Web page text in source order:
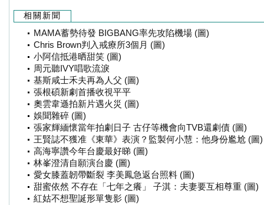
相關新聞
MAMA蓄勢待發 BIGBANG率先攻陷機場 (圖)
Chris Brown判入戒療所3個月 (圖)
小阿信抵港晒甜笑 (圖)
周元聽IVY唱歌流淚
基斯咸士禾夫再為人父 (圖)
張根碩新劇首播收視平平
奧雲韋遜拍新片遇火災 (圖)
娛聞雜碎 (圖)
張家輝緬懷當年拍劇日子 古仔等機會向TVB還劇債 (圖)
王賢誌不獲准《東華》表演？監製何小慧：他身份尷尬 (圖)
高海寧讚今年台慶最好睇 (圖)
林峯澄清自願演台慶 (圖)
愛女膝蓋韌帶斷裂 李美鳳急返台照料 (圖)
甜蜜依然 不存在「七年之癢」 子淇：夫妻要互相尊重 (圖)
紅姑不想聖誕形單隻影 (圖)